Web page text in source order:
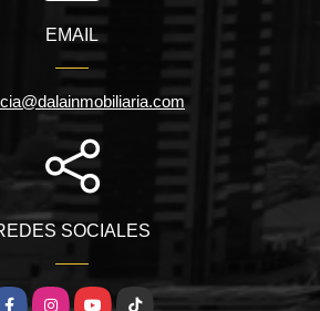
EMAIL
SOCIALES
InstagramYouTube
TikTok